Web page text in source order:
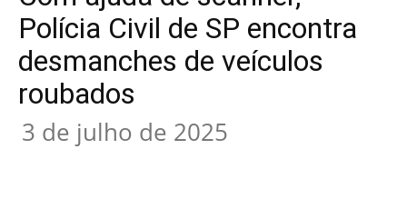
Polícia Civil de SP encontra
desmanches de veículos
roubados
3 de julho de 2025